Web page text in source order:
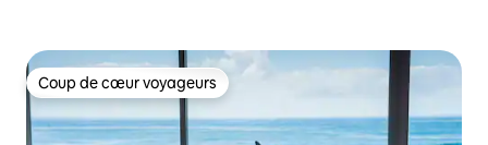
Coup de cœur voyageurs
Coup de cœur voyageurs